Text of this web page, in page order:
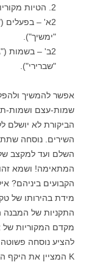
2. הטיות מקוריות על בסיס שורשים שגורים ומילים שגורות:
"ימשיך").
"שברירי").
אפשר להמשיך
שמות-עצם ושמות-
הביקורת לא יושלם
השירים. נוסחה
השלם ועד למקצב
המתאימה! ושמא
הקבועים ביניהם?